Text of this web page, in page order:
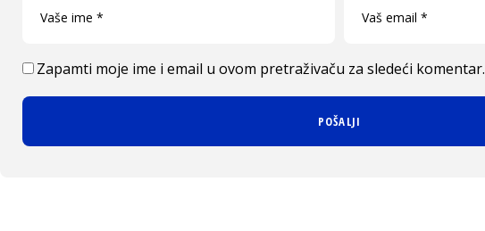
Zapamti moje ime i email u ovom pretraživaču za sledeći komentar.